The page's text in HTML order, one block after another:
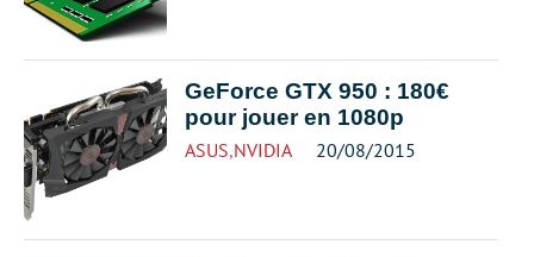
GeForce GTX 950 : 180€
pour jouer en 1080p
ASUS,NVIDIA 20/08/2015